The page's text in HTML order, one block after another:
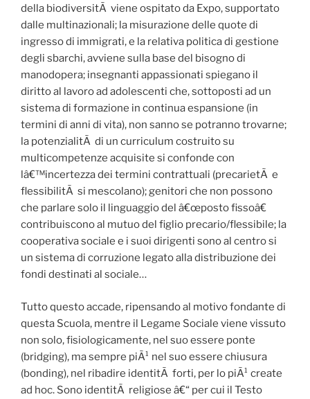
della biodiversitÃ viene ospitato da Expo, supportato
dalle multinazionali; la misurazione delle quote di
ingresso di immigrati, e la relativa politica di gestione
degli sbarchi, avviene sulla base del bisogno di
manodopera; insegnanti appassionati spiegano il
diritto al lavoro ad adolescenti che, sottoposti ad un
sistema di formazione in continua espansione (in
termini di anni di vita), non sanno se potranno trovarne;
la potenzialitÃ di un curriculum costruito su
multicompetenze acquisite si confonde con
lâ€™incertezza dei termini contrattuali (precarietÃ e
flessibilitÃ si mescolano); genitori che non possono
che parlare solo il linguaggio del â€œposto fissoâ€
contribuiscono al mutuo del figlio precario/flessibile; la
cooperativa sociale e i suoi dirigenti sono al centro si
un sistema di corruzione legato alla distribuzione dei
fondi destinati al sociale…
Tutto questo accade, ripensando al motivo fondante di
questa Scuola, mentre il Legame Sociale viene vissuto
non solo, fisiologicamente, nel suo essere ponte
(bridging), ma sempre piÃ¹ nel suo essere chiusura
(bonding), nel ribadire identitÃ forti, per lo piÃ¹ create
ad hoc. Sono identitÃ religiose â€“ per cui il Testo